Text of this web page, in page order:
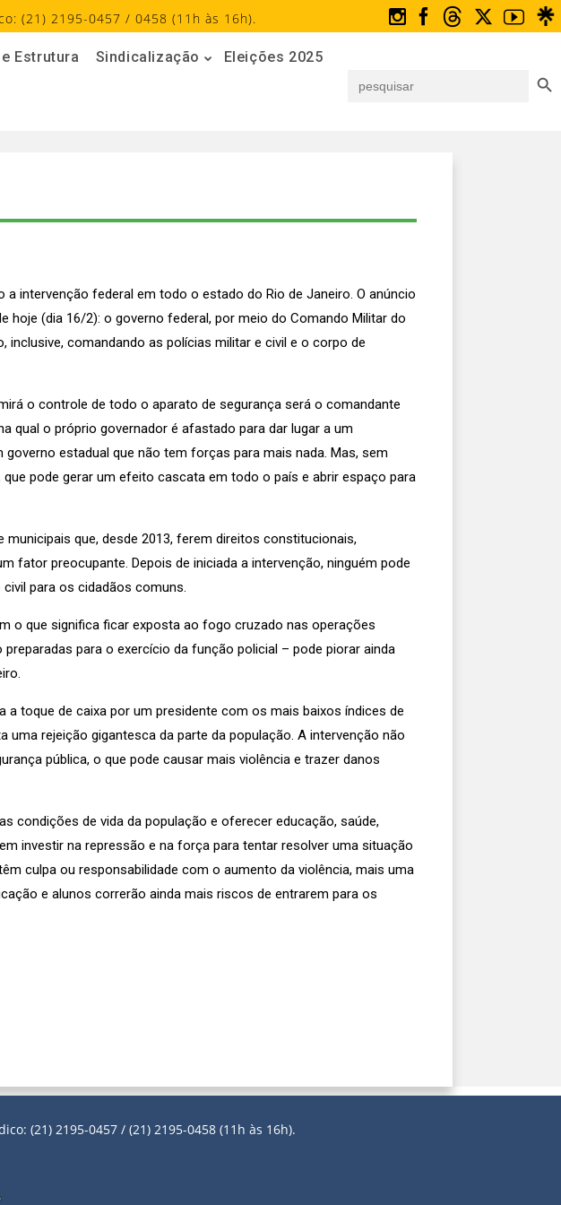
(21) 2195-0457 / 0458 (11h às 16h).
Estrutura Sindicalização
Eleições 2025
for:
intervenção federal em todo o estado do Rio de Janeiro. O anúncio
hoje (dia 16/2): o governo federal, por meio do Comando Militar do
comandando as polícias militar e civil e o corpo de
o controle de todo o aparato de segurança será o comandante
qual o próprio governador é afastado para dar lugar a um
estadual que não tem forças para mais nada. Mas, sem
pode gerar um efeito cascata em todo o país e abrir espaço para
que, desde 2013, ferem direitos constitucionais,
fator preocupante. Depois de iniciada a intervenção, ninguém pode
para os cidadãos comuns.
o que significa ficar exposta ao fogo cruzado nas operações
para o exercício da função policial – pode piorar ainda
toque de caixa por um presidente com os mais baixos índices de
rejeição gigantesca da parte da população. A intervenção não
pública, o que pode causar mais violência e trazer danos
condições de vida da população e oferecer educação, saúde,
investir na repressão e na força para tentar resolver uma situação
culpa ou responsabilidade com o aumento da violência, mais uma
e alunos correrão ainda mais riscos de entrarem para os
(21) 2195-0457 / (21) 2195-0458 (11h às 16h).